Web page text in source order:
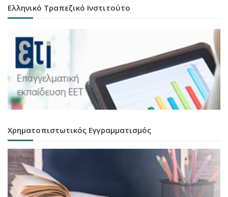
Ελληνικό Τραπεζικό Ινστιτούτο
Χρηματοπιστωτικός Εγγραμματισμός